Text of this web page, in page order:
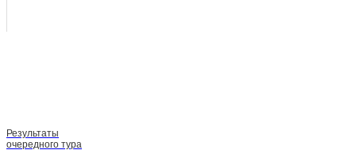
Результаты
очередного тура